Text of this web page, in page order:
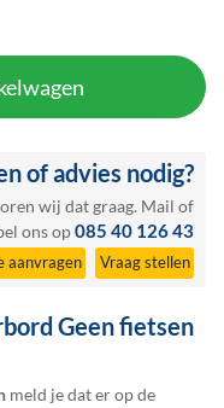
of advies nodig?
wij dat graag. Mail of
ons op085 40 126 43
aanvragen Vraag stellen
Geen fietsen
meld je dat er op de